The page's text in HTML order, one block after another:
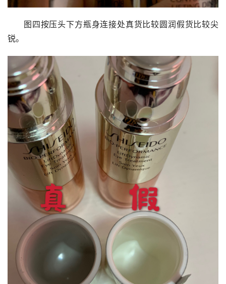
图四按压头下方瓶身连接处真货比较圆润假货比较尖
锐。